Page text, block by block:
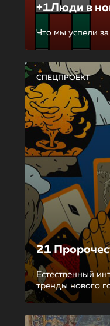
+1Люди в
Что мы успели
СПЕЦПРОЕКТ
21
Естественный
тренды нового